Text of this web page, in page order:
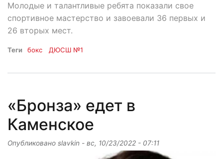
Молодые и талантливые ребята показали свое
спортивное мастерство и завоевали 36 первых и
26 вторых мест.
Теги бокс ДЮСШ №1
«Бронза» едет в
Каменское
Опубликовано slavkin - вс, 10/23/2022 - 07:11